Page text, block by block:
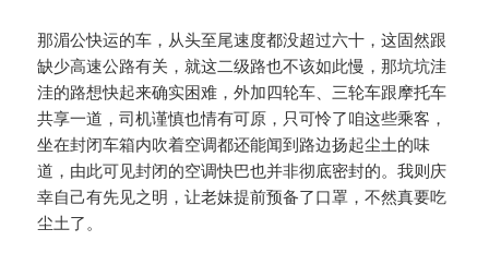
那湄公快运的车，从头至尾速度都没超过六十，这固然跟
缺少高速公路有关，就这二级路也不该如此慢，那坑坑洼
洼的路想快起来确实困难，外加四轮车、三轮车跟摩托车
共享一道，司机谨慎也情有可原，只可怜了咱这些乘客，
坐在封闭车箱内吹着空调都还能闻到路边扬起尘土的味
道，由此可见封闭的空调快巴也并非彻底密封的。我则庆
幸自己有先见之明，让老妹提前预备了口罩，不然真要吃
尘土了。